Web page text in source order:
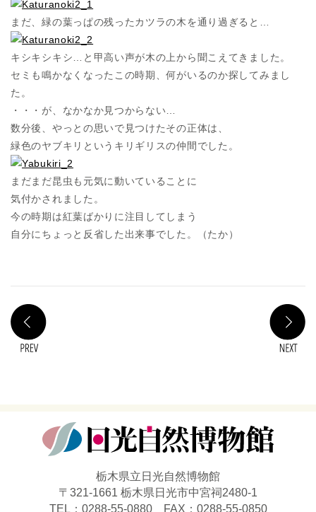
まだ、緑の葉っぱの残ったカツラの木を通り過ぎると…
キシキシキシ…と甲高い声が木の上から聞こえてきました。
セミも鳴かなくなったこの時期、何がいるのか探してみまし
た。
・・・が、なかなか見つからない…
数分後、やっとの思いで見つけたその正体は、
緑色のヤブキリというキリギリスの仲間でした。
まだまだ昆虫も元気に動いていることに
気付かされました。
今の時期は紅葉ばかりに注目してしまう
自分にちょっと反省した出来事でした。（たか）
栃木県立日光自然博物館
〒321-1661 栃木県日光市中宮祠2480-1
TEL：0288-55-0880 FAX：0288-55-0850